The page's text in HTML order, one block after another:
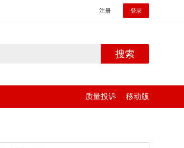
注册 登录
搜索
质量投诉 移动版